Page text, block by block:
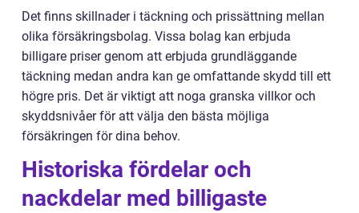
Det finns skillnader i täckning och prissättning mellan
olika försäkringsbolag. Vissa bolag kan erbjuda
billigare priser genom att erbjuda grundläggande
täckning medan andra kan ge omfattande skydd till ett
högre pris. Det är viktigt att noga granska villkor och
skyddsnivåer för att välja den bästa möjliga
försäkringen för dina behov.
Historiska fördelar och
nackdelar med billigaste